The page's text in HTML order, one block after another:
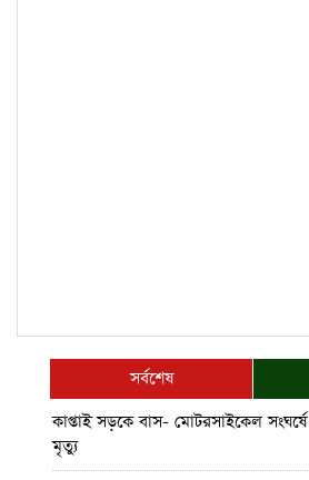
সর্বশেষ
কাপ্তাই সড়কে বাস- মোটরসাইকেল সংঘর্ষে
মৃত্যু